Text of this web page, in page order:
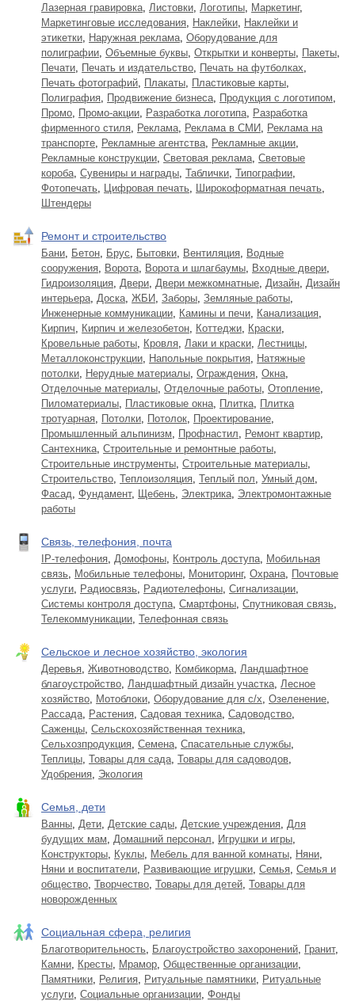
Лазерная гравировка, Листовки, Логотипы, Маркетинг,
Маркетинговые исследования, Наклейки, Наклейки и
этикетки, Наружная реклама, Оборудование для
полиграфии, Объемные буквы, Открытки и конверты, Пакеты,
Печати, Печать и издательство, Печать на футболках,
Печать фотографий, Плакаты, Пластиковые карты,
Полиграфия, Продвижение бизнеса, Продукция с логотипом,
Промо, Промо-акции, Разработка логотипа, Разработка
фирменного стиля, Реклама, Реклама в СМИ, Реклама на
транспорте, Рекламные агентства, Рекламные акции,
Рекламные конструкции, Световая реклама, Световые
короба, Сувениры и награды, Таблички, Типографии,
Фотопечать, Цифровая печать, Широкоформатная печать,
Штендеры
Ремонт и строительство
Бани, Бетон, Брус, Бытовки, Вентиляция, Водные
сооружения, Ворота, Ворота и шлагбаумы, Входные двери,
Гидроизоляция, Двери, Двери межкомнатные, Дизайн, Дизайн
интерьера, Доска, ЖБИ, Заборы, Земляные работы,
Инженерные коммуникации, Камины и печи, Канализация,
Кирпич, Кирпич и железобетон, Коттеджи, Краски,
Кровельные работы, Кровля, Лаки и краски, Лестницы,
Металлоконструкции, Напольные покрытия, Натяжные
потолки, Нерудные материалы, Ограждения, Окна,
Отделочные материалы, Отделочные работы, Отопление,
Пиломатериалы, Пластиковые окна, Плитка, Плитка
тротуарная, Потолки, Потолок, Проектирование,
Промышленный альпинизм, Профнастил, Ремонт квартир,
Сантехника, Строительные и ремонтные работы,
Строительные инструменты, Строительные материалы,
Строительство, Теплоизоляция, Теплый пол, Умный дом,
Фасад, Фундамент, Щебень, Электрика, Электромонтажные
работы
Связь, телефония, почта
IP-телефония, Домофоны, Контроль доступа, Мобильная
связь, Мобильные телефоны, Мониторинг, Охрана, Почтовые
услуги, Радиосвязь, Радиотелефоны, Сигнализации,
Системы контроля доступа, Смартфоны, Спутниковая связь,
Телекоммуникации, Телефонная связь
Сельское и лесное хозяйство, экология
Деревья, Животноводство, Комбикорма, Ландшафтное
благоустройство, Ландшафтный дизайн участка, Лесное
хозяйство, Мотоблоки, Оборудование для с/х, Озеленение,
Рассада, Растения, Садовая техника, Садоводство,
Саженцы, Сельскохозяйственная техника,
Сельхозпродукция, Семена, Спасательные службы,
Теплицы, Товары для сада, Товары для садоводов,
Удобрения, Экология
Семья, дети
Ванны, Дети, Детские сады, Детские учреждения, Для
будущих мам, Домашний персонал, Игрушки и игры,
Конструкторы, Куклы, Мебель для ванной комнаты, Няни,
Няни и воспитатели, Развивающие игрушки, Семья, Семья и
общество, Творчество, Товары для детей, Товары для
новорожденных
Социальная сфера, религия
Благотворительность, Благоустройство захоронений, Гранит,
Камни, Кресты, Мрамор, Общественные организации,
Памятники, Религия, Ритуальные памятники, Ритуальные
услуги, Социальные организации, Фонды